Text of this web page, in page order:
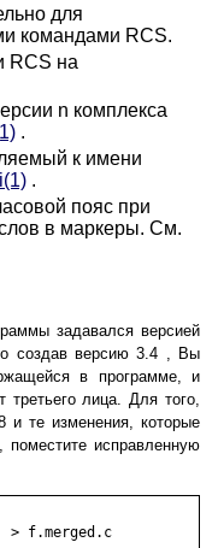
для
командами RCS.
RCS на
n комплекса
.
к имени
.
пояс при
в маркеры. См.
задавался версией
создав версию 3.4 , Вы
в программе, и
лица. Для того,
и те изменения, которые
исправленную
> f.merged.c